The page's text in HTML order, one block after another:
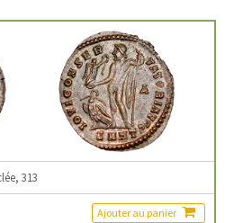
313
Ajouter au panier